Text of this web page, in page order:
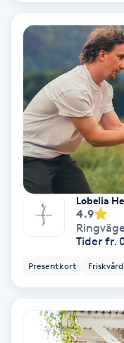
Permanent
Personal shopper
Personlig tränare
Picolaser
Piercing
Pigmentbehandling
Pigmentfläckar
Plastikkirurgi
Lobelia
4.9
Tider fr.
Presentkort Friskvård